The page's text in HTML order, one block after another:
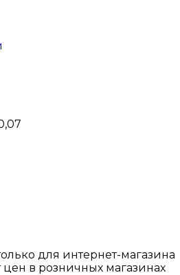
для интернет-магазина
цен в розничных магазинах